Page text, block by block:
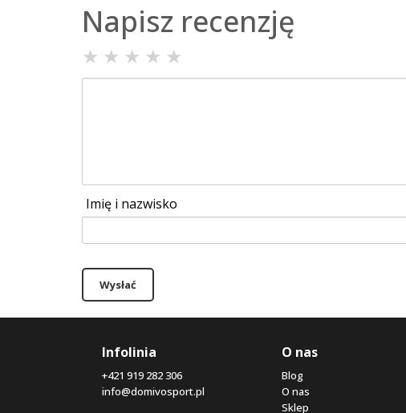
Napisz recenzję
★ ★ ★ ★ ★
Imię i nazwisko
Wysłać
Infolinia
+421 919 282 306
info@domivosport.pl
O nas
Blog
O nas
Sklep